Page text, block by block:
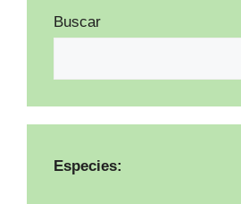
Buscar
Especies: